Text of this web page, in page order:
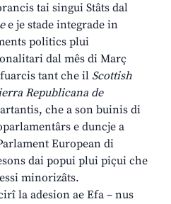
tai singui Stâts dal
e je stade integrade in
politics plui
dal mês di Març
fuarcis tant che il Scottish
Republicana de
che a son buinis di
e duncje a
European di
dai popui plui piçui che
minorizâts.
la adesion ae Efa – nus